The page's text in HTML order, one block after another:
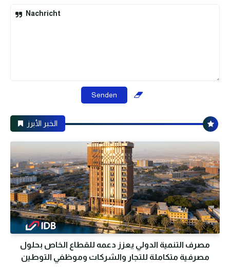
Nachricht
الخبر الأبرز
مصرف التنمية الدولي يعزز دعمه للقطاع الخاص بحلول
مصرفية متكاملة للتجار والشركات وموظفي التوطين